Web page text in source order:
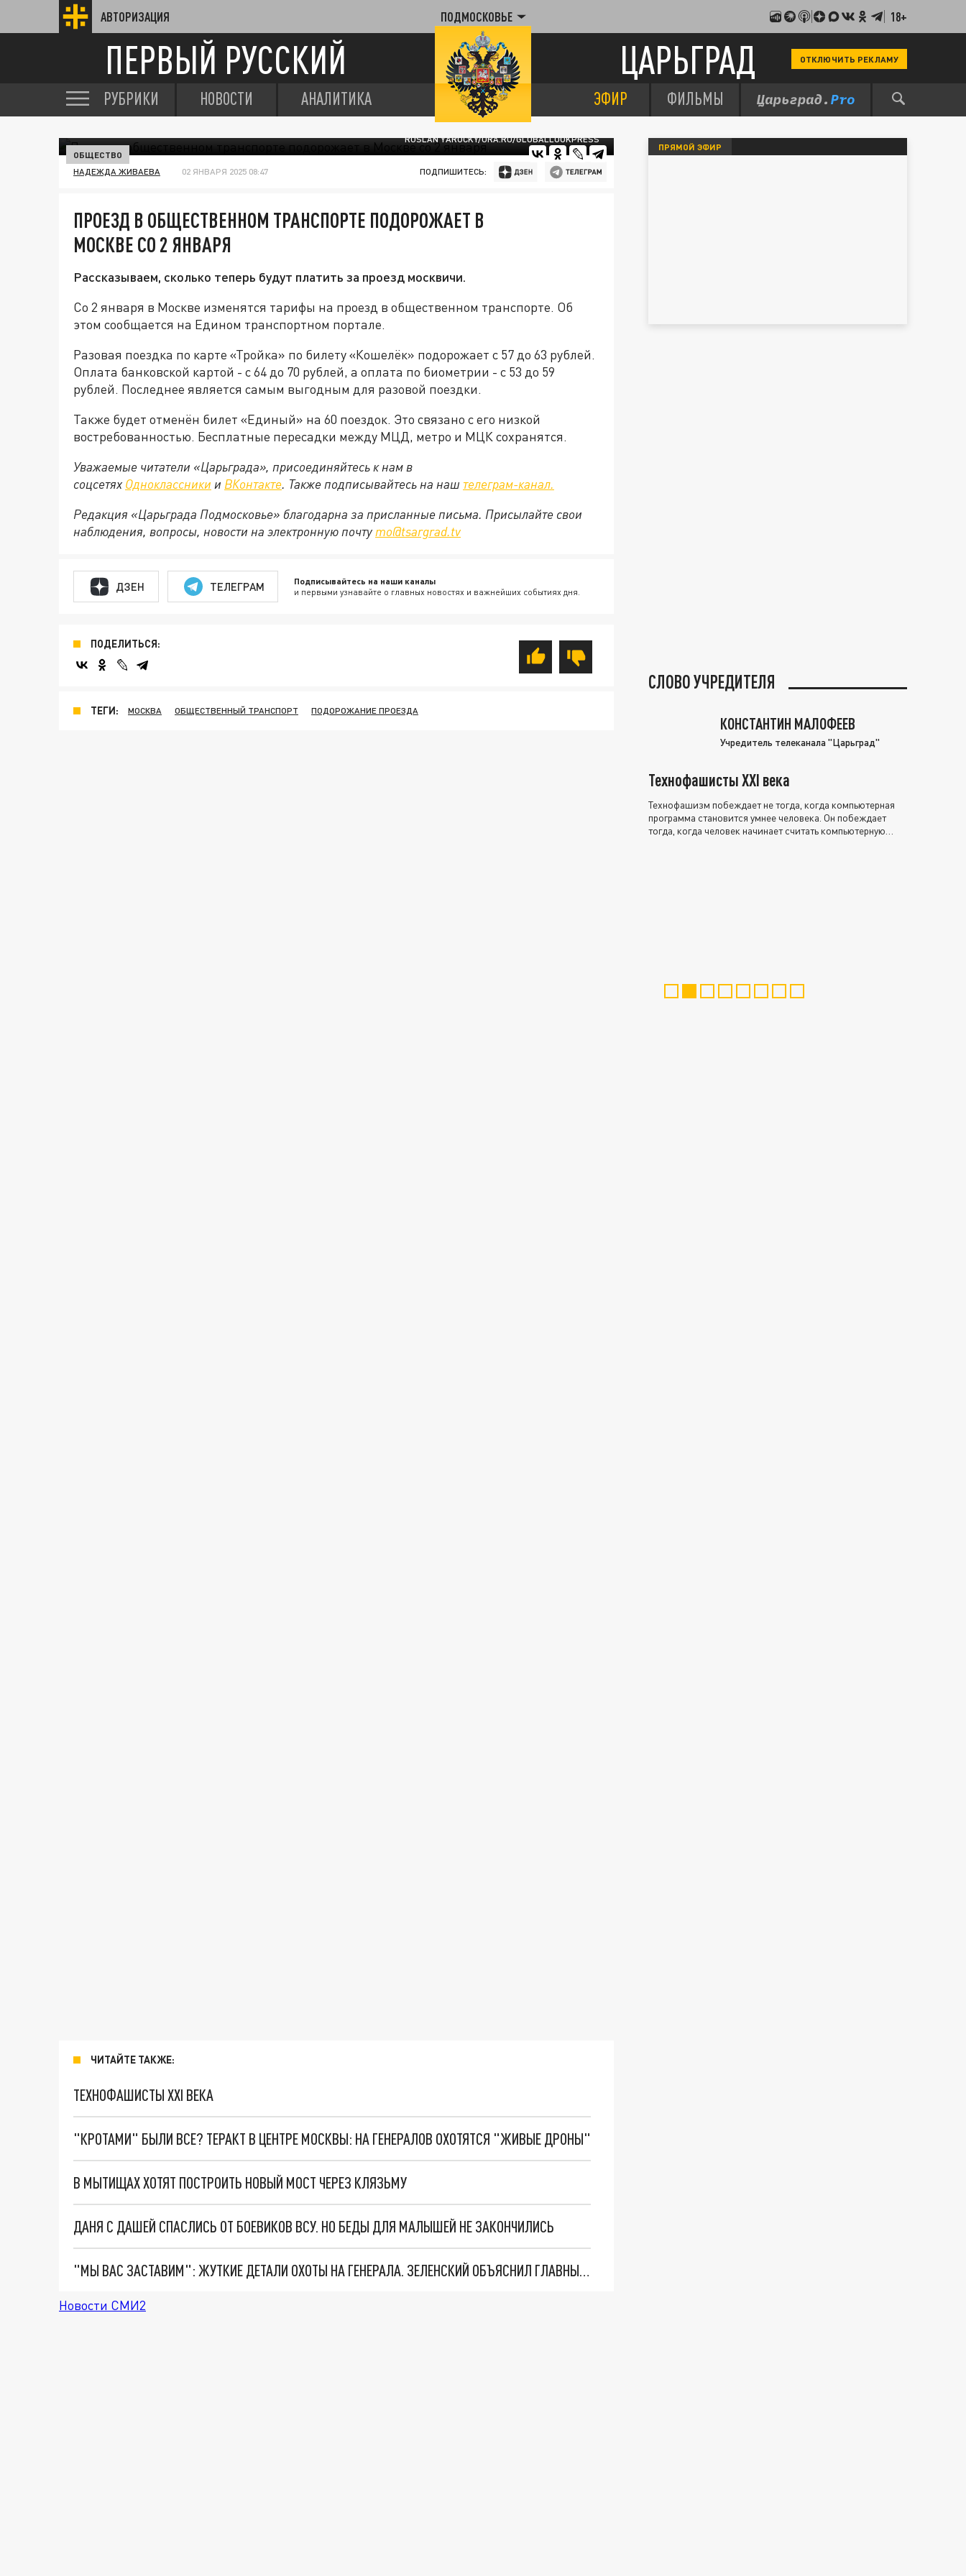
АВТОРИЗАЦИЯ ПОДМОСКОВЬЕ 18+
ПЕРВЫЙ РУССКИЙ ЦАРЬГРАД ОТКЛЮЧИТЬ РЕКЛАМУ
РУБРИКИ НОВОСТИ АНАЛИТИКА ЭФИР ФИЛЬМЫ
RUSLAN YAROCKY/URA.RU/GLOBALLOOKPRESS
ОБЩЕСТВО
НАДЕЖДА ЖИВАЕВА 02 ЯНВАРЯ 2025 08:47 ПОДПИШИТЕСЬ:
ПРОЕЗД В ОБЩЕСТВЕННОМ ТРАНСПОРТЕ ПОДОРОЖАЕТ В
МОСКВЕ СО 2 ЯНВАРЯ
Рассказываем, сколько теперь будут платить за проезд москвичи.
Со 2 января в Москве изменятся тарифы на проезд в общественном транспорте. Об
этом сообщается на Едином транспортном портале.
Разовая поездка по карте «Тройка» по билету «Кошелёк» подорожает с 57 до 63 рублей.
Оплата банковской картой - с 64 до 70 рублей, а оплата по биометрии - с 53 до 59
рублей. Последнее является самым выгодным для разовой поездки.
Также будет отменён билет «Единый» на 60 поездок. Это связано с его низкой
востребованностью. Бесплатные пересадки между МЦД, метро и МЦК сохранятся.
Уважаемые читатели «Царьграда», присоединяйтесь к нам в
соцсетях Одноклассники и ВКонтакте. Также подписывайтесь на наш телеграм-канал.
Редакция «Царьграда Подмосковье» благодарна за присланные письма. Присылайте свои
наблюдения, вопросы, новости на электронную почту mo@tsargrad.tv
ДЗЕН ТЕЛЕГРАМ Подписывайтесь на наши каналы
и первыми узнавайте о главных новостях и важнейших событиях дня.
ПОДЕЛИТЬСЯ:
ТЕГИ: МОСКВА ОБЩЕСТВЕННЫЙ ТРАНСПОРТ ПОДОРОЖАНИЕ ПРОЕЗДА
ЧИТАЙТЕ ТАКЖЕ:
ТЕХНОФАШИСТЫ XXI ВЕКА
"КРОТАМИ" БЫЛИ ВСЕ? ТЕРАКТ В ЦЕНТРЕ МОСКВЫ: НА ГЕНЕРАЛОВ ОХОТЯТСЯ "ЖИВЫЕ ДРОНЫ"
В МЫТИЩАХ ХОТЯТ ПОСТРОИТЬ НОВЫЙ МОСТ ЧЕРЕЗ КЛЯЗЬМУ
ДАНЯ С ДАШЕЙ СПАСЛИСЬ ОТ БОЕВИКОВ ВСУ. НО БЕДЫ ДЛЯ МАЛЫШЕЙ НЕ ЗАКОНЧИЛИСЬ
"МЫ ВАС ЗАСТАВИМ": ЖУТКИЕ ДЕТАЛИ ОХОТЫ НА ГЕНЕРАЛА. ЗЕЛЕНСКИЙ ОБЪЯСНИЛ ГЛАВНЫЙ СМЫСЛ ТЕРАКТА В ЦЕНТРЕ МОСКВЫ
Новости СМИ2
ПРЯМОЙ ЭФИР
СЛОВО УЧРЕДИТЕЛЯ
КОНСТАНТИН МАЛОФЕЕВ
Учредитель телеканала "Царьград"
Технофашисты XXI века
Технофашизм побеждает не тогда, когда компьютерная
программа становится умнее человека. Он побеждает
тогда, когда человек начинает считать компьютерную